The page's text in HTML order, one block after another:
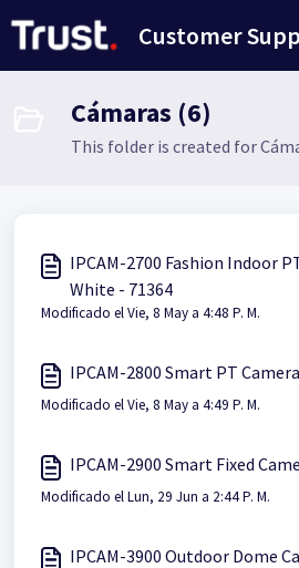
Customer
Cámaras (6)
This folder is created for
IPCAM-2700 Fashion Indoor
White - 71364
Modificado el Vie, 8 May a 4:48 P. M.
Modificado el Vie, 8 May a 4:49 P. M.
Modificado el Lun, 29 Jun a 2:44 P. M.
IPCAM-3900 Outdoor Dome